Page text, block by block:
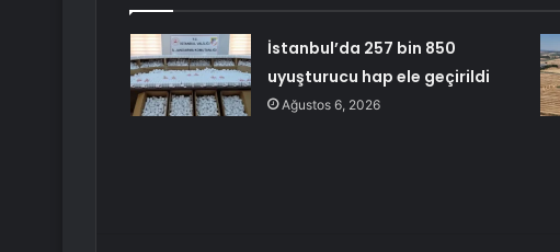
İstanbul’da 257 bin 850
uyuşturucu hap ele geçirildi
Ağustos 6, 2026